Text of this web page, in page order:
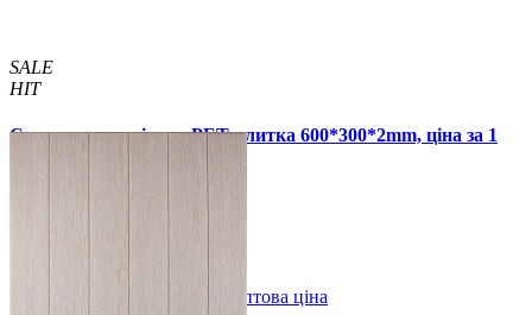
SALE
HIT
Самоклеюча стінова PET плитка 600*300*2mm, ціна за 1
Оптова ціна